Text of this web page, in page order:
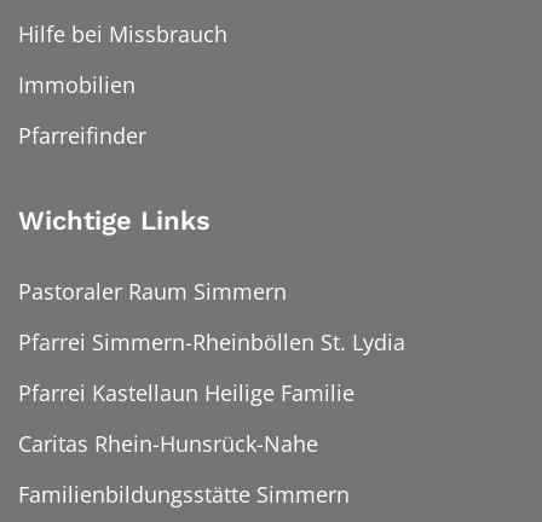
Hilfe bei Missbrauch
Immobilien
Pfarreifinder
Wichtige Links
Pastoraler Raum Simmern
Pfarrei Simmern-Rheinböllen St. Lydia
Pfarrei Kastellaun Heilige Familie
Caritas Rhein-Hunsrück-Nahe
Familienbildungsstätte Simmern